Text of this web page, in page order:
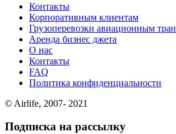
Контакты
Корпоративным клиентам
Грузоперевозки авиационным
Аренда бизнес джета
О нас
Контакты
FAQ
Политика конфиденциальности
© Airlife, 2007- 2021
Подписка на рассылку